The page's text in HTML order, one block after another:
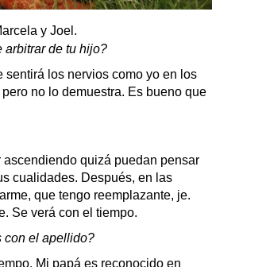
y Joel.
de tu hijo?
los nervios como yo en los
no lo demuestra. Es bueno que
quizá puedan pensar
cualidades. Después, en las
que tengo reemplazante, je.
Se verá con el tiempo.
el apellido?
Mi papá es reconocido en